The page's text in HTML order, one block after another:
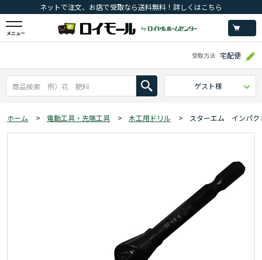
ネットで注文、お店で受取なら送料無料！詳しくはこちら
メニュー
受取方法 宅配便
ゲスト様
ホーム > 電動工具・先端工具 > 木工用ドリル > スターエム インパ